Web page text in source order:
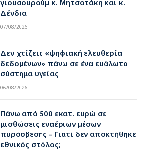
γιουσουρούμ κ. Μητσοτάκη και κ.
Δένδια
07/08/2026
Δεν χτίζεις «ψηφιακή ελευθερία
δεδομένων» πάνω σε ένα ευάλωτο
σύστημα υγείας
06/08/2026
Πάνω από 500 εκατ. ευρώ σε
μισθώσεις εναέριων μέσων
πυρόσβεσης – Γιατί δεν αποκτήθηκε
εθνικός στόλος;